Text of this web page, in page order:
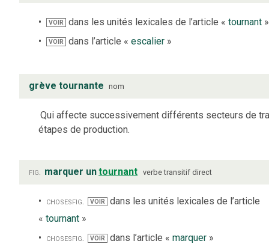
VOIR dans les unités lexicales de l’article «tournant »
VOIR dans l’article «escalier »
grève tournante nom
Qui affecte successivement différents secteurs de
étapes de production.
fig. marquer untournant verbe transitif direct
chosesfig. VOIR dans les unités lexicales de l’article
« tournant »
chosesfig. VOIR dans l’article « marquer»